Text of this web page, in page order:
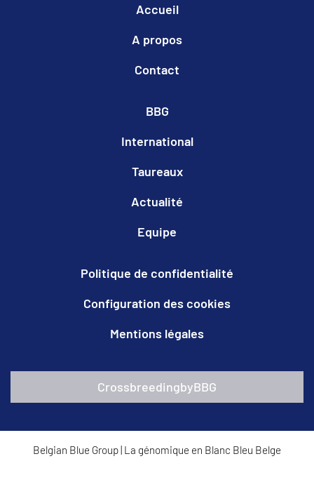
Accueil
A propos
Contact
BBG
International
Taureaux
Actualité
Equipe
Politique de confidentialité
Configuration des cookies
Mentions légales
CrossbreedingbyBBG
Belgian Blue Group| La génomique en Blanc Bleu Belge